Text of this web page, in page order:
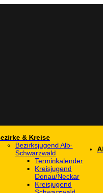
& Kreise
Bezirksjugend Alb-
Schwarzwald
Terminkalender
Kreisjugend
Donau/Neckar
Kreisjugend